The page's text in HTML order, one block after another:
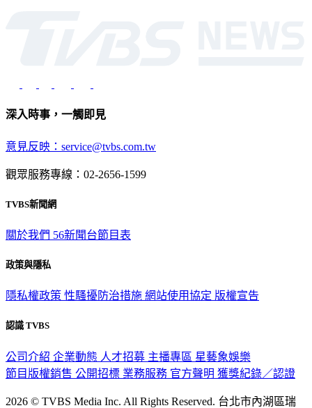
深入時事，一觸即見
意見反映：service@tvbs.com.tw
觀眾服務專線：02-2656-1599
TVBS新聞網
關於我們 56新聞台節目表
政策與隱私
隱私權政策 性騷擾防治措施 網站使用協定 版權宣告
認識 TVBS
公司介紹 企業動態 人才招募 主播專區 星藝象娛樂
節目版權銷售 公開招標 業務服務 官方聲明 獲獎紀錄／認證
2026 © TVBS Media Inc. All Rights Reserved. 台北市內湖區瑞